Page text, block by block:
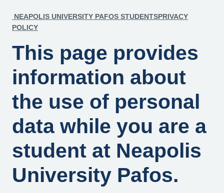
NEAPOLIS UNIVERSITY PAFOS STUDENTSPRIVACY
POLICY
This page provides
information about
the use of personal
data while you are a
student at Neapolis
University Pafos.